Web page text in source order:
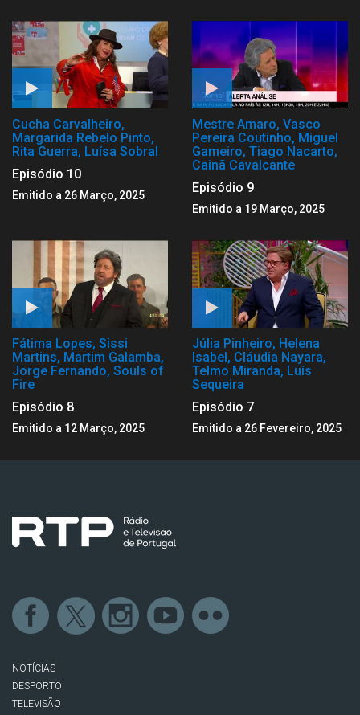
Cucha Carvalheiro,
Margarida Rebelo Pinto,
Rita Guerra, Luísa Sobral
Episódio 10
Emitido a 26 Março, 2025
Mestre Amaro, Vasco
Pereira Coutinho, Miguel
Gameiro, Tiago Nacarto,
Cainã Cavalcante
Episódio 9
Emitido a 19 Março, 2025
Fátima Lopes, Sissi
Martins, Martim Galamba,
Jorge Fernando, Souls of
Fire
Episódio 8
Emitido a 12 Março, 2025
Júlia Pinheiro, Helena
Isabel, Cláudia Nayara,
Telmo Miranda, Luís
Sequeira
Episódio 7
Emitido a 26 Fevereiro, 2025
NOTÍCIAS
DESPORTO
TELEVISÃO